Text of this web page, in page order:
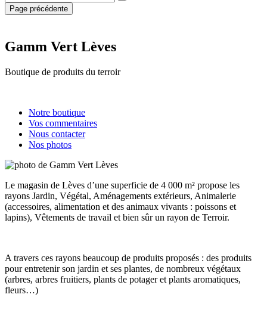
Page précédente
Gamm Vert Lèves
Boutique de produits du terroir
Notre boutique
Vos commentaires
Nous contacter
Nos photos
Le magasin de Lèves d’une superficie de 4 000 m² propose les
rayons Jardin, Végétal, Aménagements extérieurs, Animalerie
(accessoires, alimentation et des animaux vivants : poissons et
lapins), Vêtements de travail et bien sûr un rayon de Terroir.
A travers ces rayons beaucoup de produits proposés : des produits
pour entretenir son jardin et ses plantes, de nombreux végétaux
(arbres, arbres fruitiers, plants de potager et plants aromatiques,
fleurs…)